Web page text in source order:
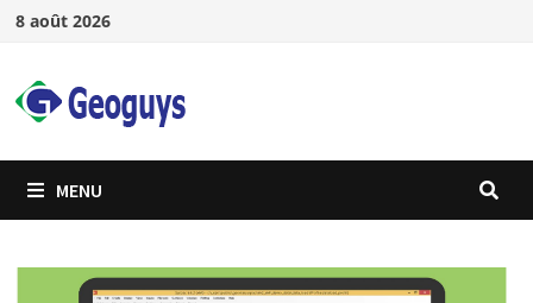
8 août 2026
MENU